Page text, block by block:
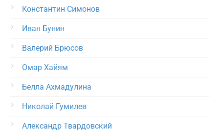
Константин Симонов
Иван Бунин
Валерий Брюсов
Омар Хайям
Белла Ахмадулина
Николай Гумилев
Александр Твардовский